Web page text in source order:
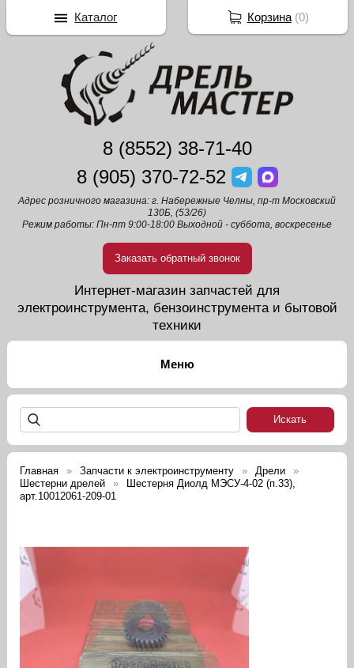
8 (8552) 38-71-40
8 (905) 370-72-52
Адрес розничного магазина: г. Набережные Челны, пр-т Московский
130Б, (53/26)
Режим работы: Пн-пт 9:00-18:00 Выходной - суббота, воскресенье
Заказать обратный звонок
Интернет-магазин запчастей для
электроинструмента, бензоинструмента и бытовой
техники
Главная Запчасти к электроинструменту
Дрели
Шестерни дрелей
Шестерня Диолд МЭСУ-4-02 (п.33),
арт.10012061-209-01
Корзина(0)
Каталог